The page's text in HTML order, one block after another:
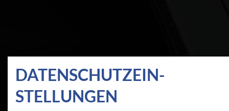
DATEN­SCHUTZ­EIN­
STELLUNGEN